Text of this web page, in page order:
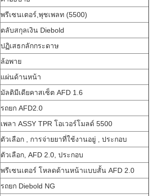
พรีเซนเตอร์,พุชเพลท (5500)
ตลับสกุลเงิน Diebold
ปฏิเสธกลักกระดาษ
ล้อพาย
แผ่นด้านหน้า
มัลติมีเดียคาสเซ็ต AFD 1.6
รถยก AFD2.0
เพลา ASSY TPR โอเวอร์โมลด์ 5500
ตัวเลือก , การจ่ายยาที่ใช้งานอยู่ , ประกอบ
ตัวเลือก, AFD 2.0, ประกอบ
พรีเซนเตอร์ โหลดด้านหน้าแบบสั้น AFD 2.0
รถยก Diebold NG